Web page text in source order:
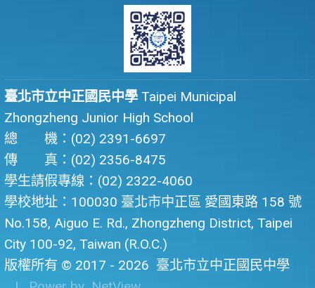
臺北市立中正國民中學 Taipei Municipal
Zhongzheng Junior High School
總 機：(02) 2391-6697
傳 真：(02) 2356-8475
學生請假專線：(02) 2322-4060
學校地址：100030 臺北市中正區 愛國東路 158 號
No.158, Aiguo E. Rd., Zhongzheng District, Taipei
City 100-92, Taiwan (R.O.C.)
版權所有 © 2017 - 2026 臺北市立中正國民中學